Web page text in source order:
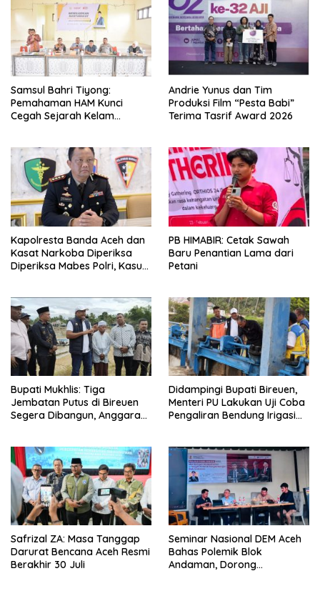
Samsul Bahri Tiyong:
Pemahaman HAM Kunci
Cegah Sejarah Kelam
Andrie Yunus dan Tim
Produksi Film “Pesta Babi”
Terima Tasrif Award 2026
Kapolresta Banda Aceh dan
Kasat Narkoba Diperiksa
Diperiksa Mabes Polri, Kasus
PB HIMABIR: Cetak Sawah
Baru Penantian Lama dari
Petani
Bupati Mukhlis: Tiga
Jembatan Putus di Bireuen
Segera Dibangun, Anggaran
Didampingi Bupati Bireuen,
Menteri PU Lakukan Uji Coba
Pengaliran Bendung Irigasi
Safrizal ZA: Masa Tanggap
Darurat Bencana Aceh Resmi
Berakhir 30 Juli
Seminar Nasional DEM Aceh
Bahas Polemik Blok
Andaman, Dorong